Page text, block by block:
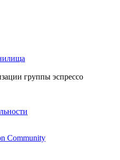
группы эспрессо
Community